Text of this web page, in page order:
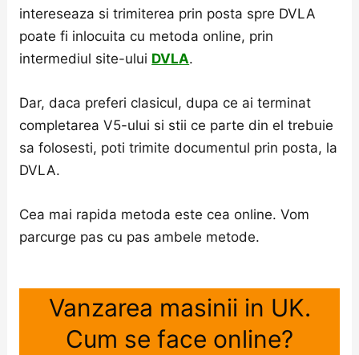
intereseaza si trimiterea prin posta spre DVLA
poate fi inlocuita cu metoda online, prin
intermediul site-ului DVLA.
Dar, daca preferi clasicul, dupa ce ai terminat
completarea V5-ului si stii ce parte din el trebuie
sa folosesti, poti trimite documentul prin posta, la
DVLA.
Cea mai rapida metoda este cea online. Vom
parcurge pas cu pas ambele metode.
Vanzarea masinii in UK.
Cum se face online?